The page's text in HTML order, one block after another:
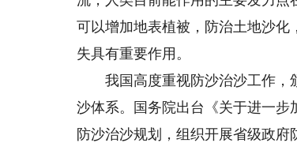
可以增加地表植被，防治土地沙
失具有重要作用。
我国高度重视防沙治沙工作，
沙体系。国务院出台《关于进一步
防沙治沙规划，组织开展省级政